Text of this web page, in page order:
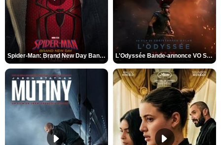
Spider-Man: Brand New Day Bande-annonce VO STFR L'Odyssée Bande-annonce VO STFR